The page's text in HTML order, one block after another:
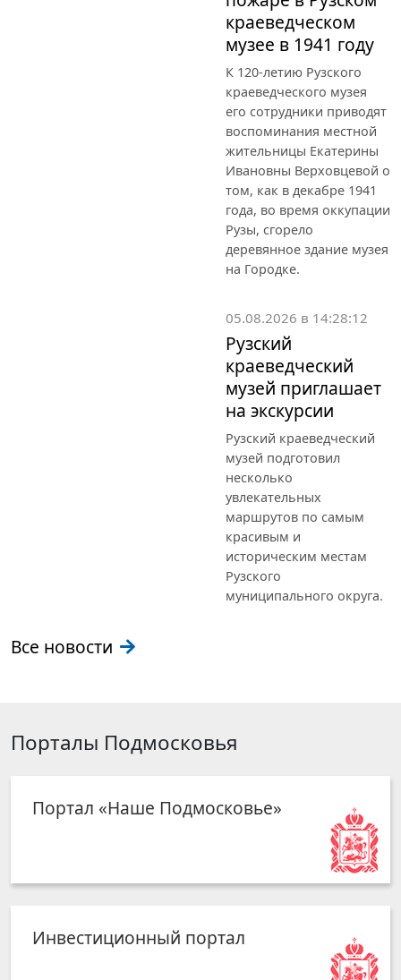
краеведческом
музее в 1941 году
К 120-летию Рузского
краеведческого музея
его сотрудники приводят
воспоминания местной
жительницы Екатерины
Ивановны Верховцевой о
том, как в декабре 1941
года, во время оккупации
Рузы, сгорело
деревянное здание музея
на Городке.
05.08.2026 в 14:28:12
Рузский
краеведческий
музей приглашает
на экскурсии
Рузский краеведческий
музей подготовил
несколько
увлекательных
маршрутов по самым
красивым и
историческим местам
Рузского
муниципального округа.
Все новости
Порталы Подмосковья
Портал «Наше Подмосковье»
Инвестиционный портал